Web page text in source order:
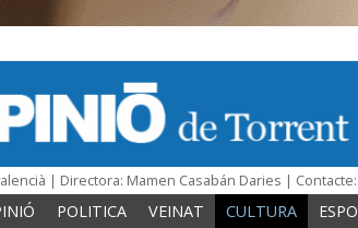
| Directora: Mamen Casabán Daries | Contacte:
POLITICA VEINAT CULTURA